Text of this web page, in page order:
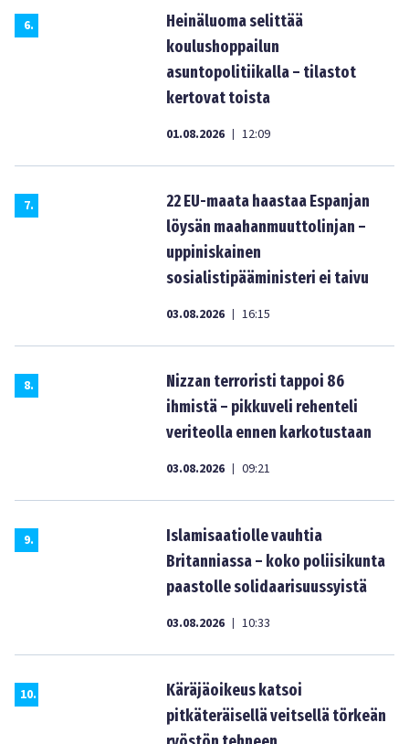
6.
Heinäluoma selittää
koulushoppailun
asuntopolitiikalla – tilastot
kertovat toista
01.08.2026 | 12:09
7.
22 EU-maata haastaa Espanjan
löysän maahanmuuttolinjan –
uppiniskainen
sosialistipääministeri ei taivu
03.08.2026 | 16:15
8.
Nizzan terroristi tappoi 86
ihmistä – pikkuveli rehenteli
veriteolla ennen karkotustaan
03.08.2026 | 09:21
9.
Islamisaatiolle vauhtia
Britanniassa – koko poliisikunta
paastolle solidaarisuussyistä
03.08.2026 | 10:33
10.
Käräjäoikeus katsoi
pitkäteräisellä veitsellä törkeän